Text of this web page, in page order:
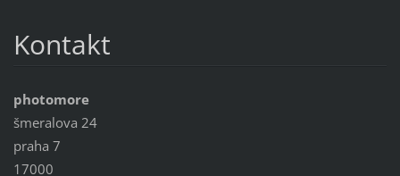
Kontakt
photomore
šmeralova 24
praha 7
17000